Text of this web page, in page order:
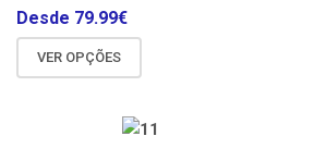
Desde 79.99€
VER OPÇÕES